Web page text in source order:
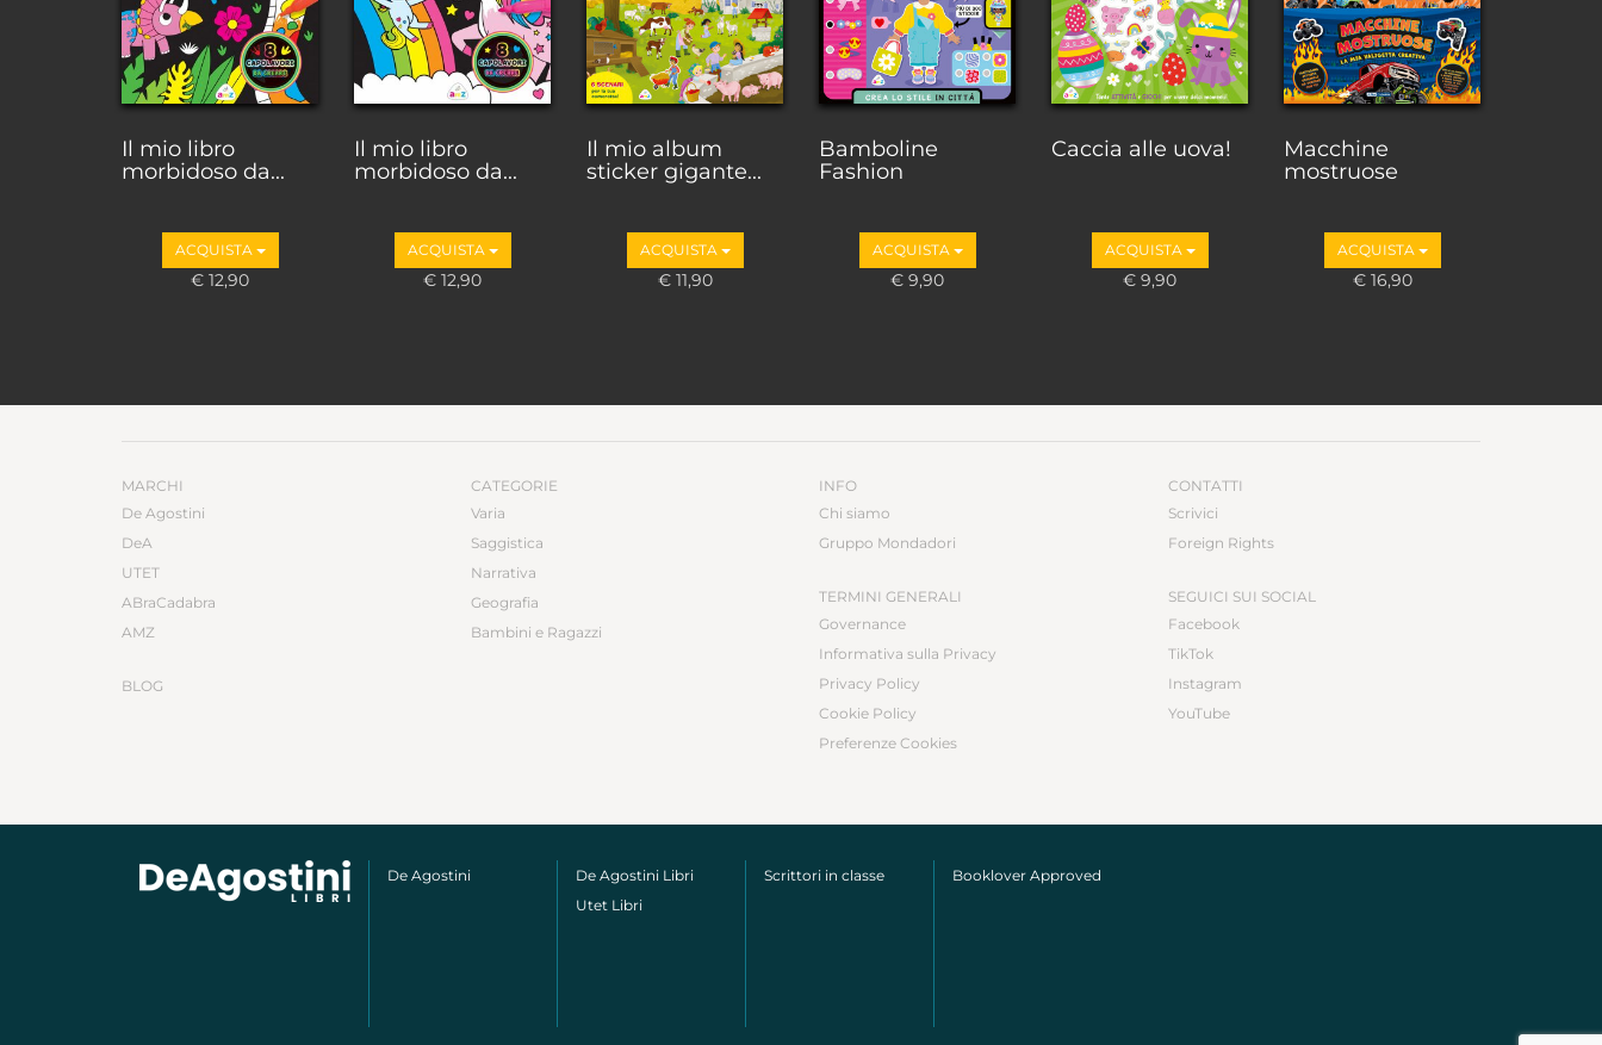
Il mio libro
morbidoso da...
ACQUISTA
€ 12,90
Il mio libro
morbidoso da...
ACQUISTA
€ 12,90
Il mio album
sticker gigante...
ACQUISTA
€ 11,90
Bamboline
Fashion
ACQUISTA
€ 9,90
Caccia alle uova!
ACQUISTA
€ 9,90
Macchine
mostruose
ACQUISTA
€ 16,90
MARCHI
De Agostini
DeA
UTET
ABraCadabra
AMZ
BLOG
CATEGORIE
Varia
Saggistica
Narrativa
Geografia
Bambini e Ragazzi
INFO
Chi siamo
Gruppo Mondadori
TERMINI GENERALI
Governance
Informativa sulla Privacy
Privacy Policy
Cookie Policy
Preferenze Cookies
CONTATTI
Scrivici
Foreign Rights
SEGUICI SUI SOCIAL
Facebook
TikTok
Instagram
YouTube
De Agostini
De Agostini Libri
Utet Libri
Scrittori in classe Booklover Approved